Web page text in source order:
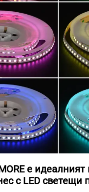
е идеалният
с LED светещи